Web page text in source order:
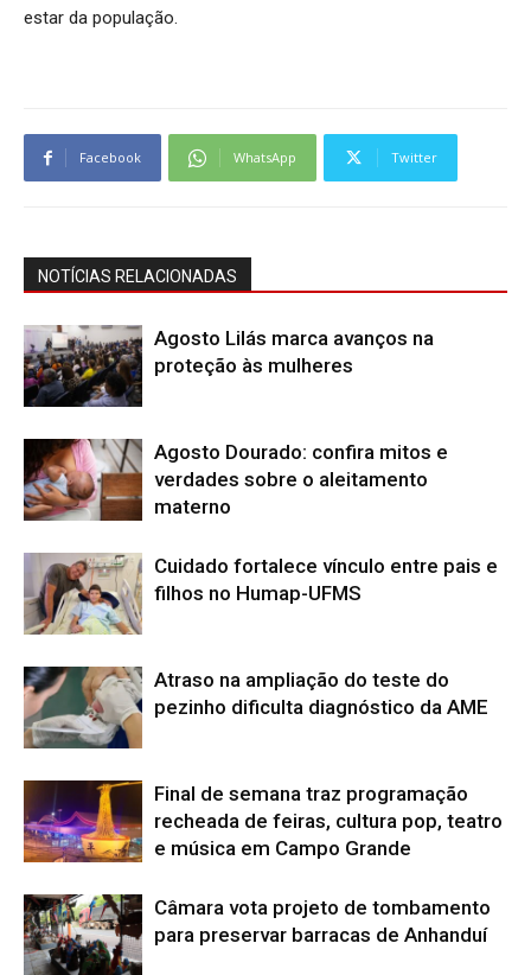
estar da população.
Facebook WhatsApp Twitter
NOTÍCIAS RELACIONADAS
Agosto Lilás marca avanços na
proteção às mulheres
Agosto Dourado: confira mitos e
verdades sobre o aleitamento
materno
Cuidado fortalece vínculo entre pais e
filhos no Humap-UFMS
Atraso na ampliação do teste do
pezinho dificulta diagnóstico da AME
Final de semana traz programação
recheada de feiras, cultura pop, teatro
e música em Campo Grande
Câmara vota projeto de tombamento
para preservar barracas de Anhanduí